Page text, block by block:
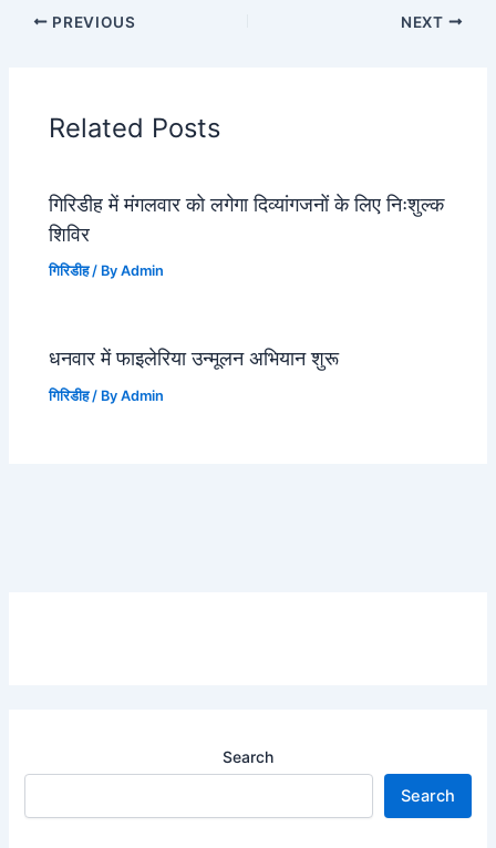
PREVIOUS NEXT
Related Posts
गिरिडीह में मंगलवार को लगेगा दिव्यांगजनों के लिए निःशुल्क
शिविर
गिरिडीह/ ByAdmin
धनवार में फाइलेरिया उन्मूलन अभियान शुरू
गिरिडीह/ ByAdmin
Search
Search